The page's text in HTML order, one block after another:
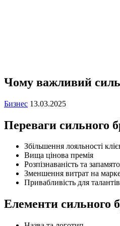
Чому важливий
Бизнес 13.03.2025
Переваги сильного
Збільшення лояльності
Вища цінова премія
Розпізнаваність та
Зменшення витрат на
Привабливість для талантів
Елементи сильного